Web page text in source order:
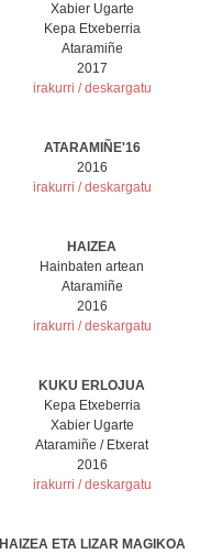
Xabier Ugarte
Kepa Etxeberria
Ataramiñe
2017
irakurri / deskargatu
ATARAMIÑE'16
2016
irakurri / deskargatu
HAIZEA
Hainbaten artean
Ataramiñe
2016
irakurri / deskargatu
KUKU ERLOJUA
Kepa Etxeberria
Xabier Ugarte
Ataramiñe / Etxerat
2016
irakurri / deskargatu
HAIZEA ETA LIZAR MAGIKOA